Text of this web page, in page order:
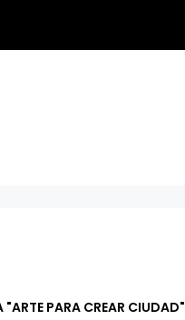
PARA CREAR CIUDAD"